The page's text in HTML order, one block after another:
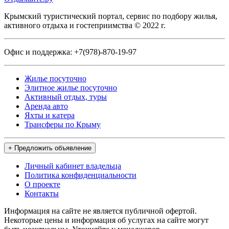
Крымский туристический портал, сервис по подбору жилья,
активного отдыха и гостеприимства © 2022 г.
Офис и поддержка: +7(978)-870-19-97
Жилье посуточно
Элитное жилье посуточно
Активный отдых, туры
Аренда авто
Яхты и катера
Трансферы по Крыму
+ Предложить объявление
Личный кабинет владельца
Политика конфиденциальности
О проекте
Контакты
Информация на сайте не является публичной офертой.
Некоторые цены и информация об услугах на сайте могут